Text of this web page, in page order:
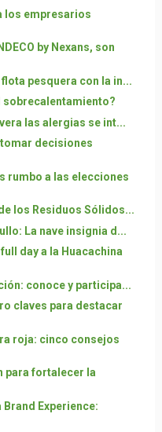
los empresarios
by Nexans, son
pesquera con la in...
sobrecalentamiento?
las alergias se int...
decisiones
rumbo a las elecciones
los Residuos Sólidos...
La nave insignia d...
day a la Huacachina
conoce y participa...
claves para destacar
roja: cinco consejos
para fortalecer la
Brand Experience: